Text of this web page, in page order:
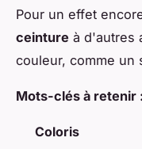
Pour un effet
ceinture à d'autres
couleur, comme un
Mots-clés à retenir :
Coloris